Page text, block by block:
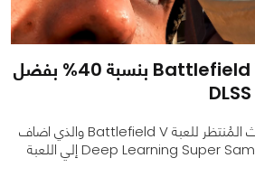
زيادة في أداء لعُبة Battlefield V بنسبة 40% بفضل
قامت DICE بإطلاق التحديث المُنتظر للعبة Battlefield V والذي اضاف
تقنية التُعلم العميق Deep Learning Super Sampling إلي اللعبة